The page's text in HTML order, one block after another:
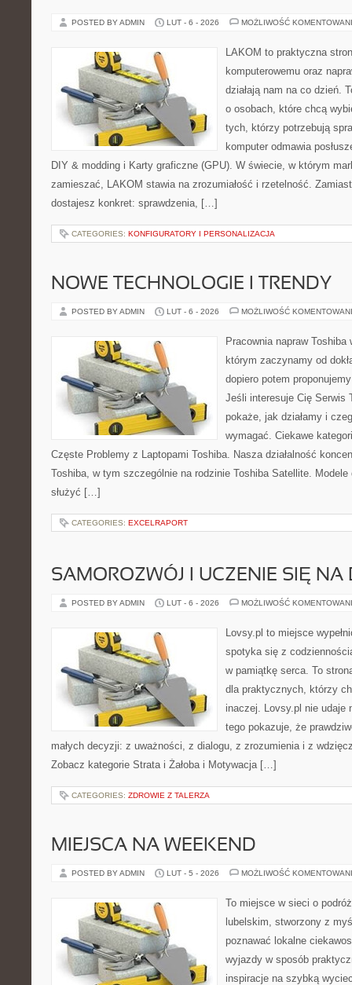
POSTED BY ADMIN LUT - 6 - 2026 MOŻLIWOŚĆ
LAKOM to praktyczna
komputerowemu oraz
działają nam na co dzień.
o osobach, które chcą
tych, którzy potrzebują
komputer odmawia
DIY & modding i Karty graficzne (GPU). W świecie, w którym
zamieszać, LAKOM stawia na zrozumiałość i rzetelność.
dostajesz konkret: sprawdzenia, […]
CATEGORIES: KONFIGURATORY I PERSONALIZACJA
NOWE TECHNOLOGIE I TRENDY
POSTED BY ADMIN LUT - 6 - 2026 MOŻLIWOŚĆ
Pracownia napraw
którym zaczynamy od
dopiero potem
Jeśli interesuje Cię Serwis
pokaże, jak działamy i
wymagać. Ciekawe
Częste Problemy z Laptopami Toshiba. Nasza działalność
Toshiba, w tym szczególnie na rodzinie Toshiba Satellite.
służyć […]
CATEGORIES: EXCELRAPORT
SAMOROZWÓJ I UCZENIE SIĘ NA
POSTED BY ADMIN LUT - 6 - 2026 MOŻLIWOŚĆ
Lovsy.pl to miejsce
spotyka się z
w pamiątkę serca. To
dla praktycznych, którzy
inaczej. Lovsy.pl nie udaje
tego pokazuje, że
małych decyzji: z uważności, z dialogu, z zrozumienia i z
Zobacz kategorie Strata i Żałoba i Motywacja […]
CATEGORIES: ZDROWIE Z TALERZA
MIEJSCA NA WEEKEND
POSTED BY ADMIN LUT - 5 - 2026 MOŻLIWOŚĆ
To miejsce w sieci o
lubelskim, stworzony z
poznawać lokalne
wyjazdy w sposób
inspiracje na szybką